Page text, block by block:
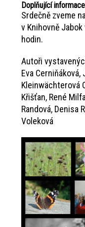
Doplňující informace
Srdečně zveme
v Knihovně
hodin.
Autoři
Eva
Kleinwächterová
Křišťan, René
Randová, Denisa
Voleková